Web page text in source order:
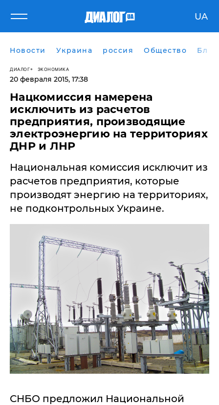
UA
Новости Украина россия Общество
ДИАЛОГ ЭКОНОМИКА
20 февраля 2015, 17:38
Нацкомиссия намерена
исключить из расчетов
предприятия, производящие
электроэнергию на территориях
ДНР и ЛНР
Национальная комиссия исключит из
расчетов предприятия, которые
производят энергию на территориях,
не подконтрольных Украине.
СНБО предложил Национальной